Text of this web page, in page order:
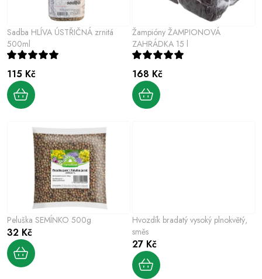
d
u
k
t
ů
r
o
d
u
k
t
Sadba HLÍVA ÚSTŘIČNÁ zrnitá
500ml
115 Kč
Žampióny ŽAMPIONOVÁ
ZAHRÁDKA 15 l
168 Kč
Peluška SEMÍNKO 500g
32 Kč
Hvozdík bradatý vysoký plnokvětý,
směs
27 Kč